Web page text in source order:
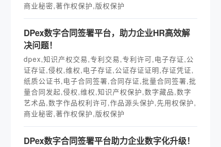
商业秘密,著作权保护,版权保护
DPex数字合同签署平台，助力企业HR高效解
决问题！
dpex,知识产权交易,专利交易,专利许可,电子存证,公
证存证,侵权,维权,电子存证,公证存证证明,存证凭证,
纸质公证书,电子合同签署,合同存证,批量合同签署,批
量合同发起,侵权,维权,知识产权保护,数字藏品,数字
艺术品,数字作品权利许可,作品源头保护,先用权保护,
商业秘密,著作权保护,版权保护
DPex数字合同签署平台助力企业数字化升级！